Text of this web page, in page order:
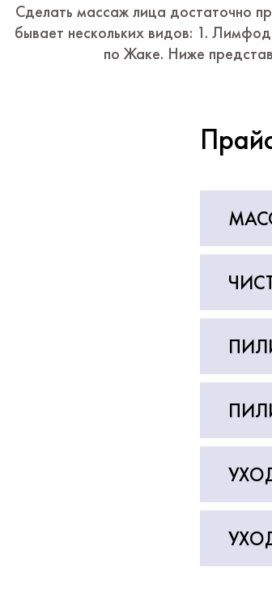
Сделать массаж лица достаточно
бывает нескольких видов: 1.
по Жаке. Ниже